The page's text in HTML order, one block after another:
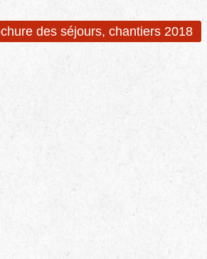
des séjours, chantiers 2018